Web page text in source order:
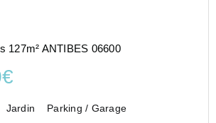
127m² ANTIBES 06600
Jardin Parking / Garage